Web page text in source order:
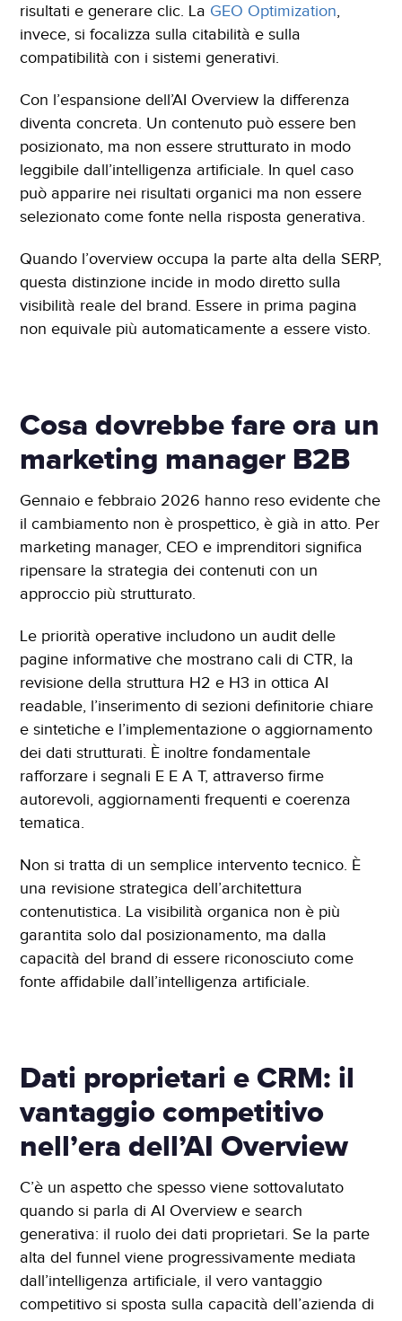
risultati e generare clic. La GEO Optimization,
invece, si focalizza sulla citabilità e sulla
compatibilità con i sistemi generativi.
Con l’espansione dell’AI Overview la differenza
diventa concreta. Un contenuto può essere ben
posizionato, ma non essere strutturato in modo
leggibile dall’intelligenza artificiale. In quel caso
può apparire nei risultati organici ma non essere
selezionato come fonte nella risposta generativa.
Quando l’overview occupa la parte alta della SERP,
questa distinzione incide in modo diretto sulla
visibilità reale del brand. Essere in prima pagina
non equivale più automaticamente a essere visto.
Cosa dovrebbe fare ora un
marketing manager B2B
Gennaio e febbraio 2026 hanno reso evidente che
il cambiamento non è prospettico, è già in atto. Per
marketing manager, CEO e imprenditori significa
ripensare la strategia dei contenuti con un
approccio più strutturato.
Le priorità operative includono un audit delle
pagine informative che mostrano cali di CTR, la
revisione della struttura H2 e H3 in ottica AI
readable, l’inserimento di sezioni definitorie chiare
e sintetiche e l’implementazione o aggiornamento
dei dati strutturati. È inoltre fondamentale
rafforzare i segnali E E A T, attraverso firme
autorevoli, aggiornamenti frequenti e coerenza
tematica.
Non si tratta di un semplice intervento tecnico. È
una revisione strategica dell’architettura
contenutistica. La visibilità organica non è più
garantita solo dal posizionamento, ma dalla
capacità del brand di essere riconosciuto come
fonte affidabile dall’intelligenza artificiale.
Dati proprietari e CRM: il
vantaggio competitivo
nell’era dell’AI Overview
C’è un aspetto che spesso viene sottovalutato
quando si parla di AI Overview e search
generativa: il ruolo dei dati proprietari. Se la parte
alta del funnel viene progressivamente mediata
dall’intelligenza artificiale, il vero vantaggio
competitivo si sposta sulla capacità dell’azienda di